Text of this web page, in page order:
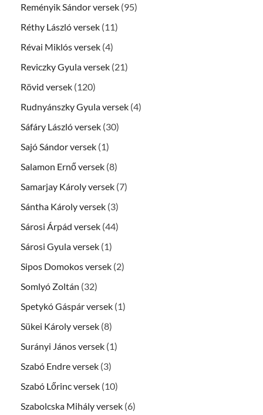
Reményik Sándor versek (95)
Réthy László versek (11)
Révai Miklós versek (4)
Reviczky Gyula versek (21)
Rövid versek (120)
Rudnyánszky Gyula versek (4)
Sáfáry László versek (30)
Sajó Sándor versek (1)
Salamon Ernő versek (8)
Samarjay Károly versek (7)
Sántha Károly versek (3)
Sárosi Árpád versek (44)
Sárosi Gyula versek (1)
Sipos Domokos versek (2)
Somlyó Zoltán (32)
Spetykó Gáspár versek (1)
Sükei Károly versek (8)
Surányi János versek (1)
Szabó Endre versek (3)
Szabó Lőrinc versek (10)
Szabolcska Mihály versek (6)